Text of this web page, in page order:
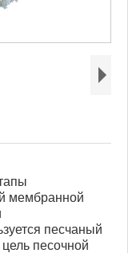
мембранной
песчаный
песочной